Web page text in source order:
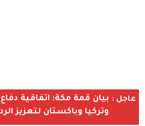
عاجل : بيان قمة مكة: اتفاقية
وتركيا وباكستان لتعزيز